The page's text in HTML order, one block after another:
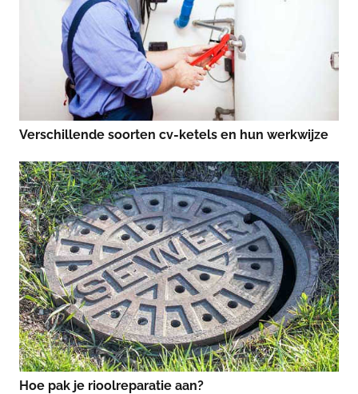
Verschillende soorten cv-ketels en hun werkwijze
Hoe pak je rioolreparatie aan?